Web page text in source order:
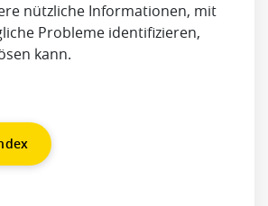
nützliche Informationen, mit
Probleme identifizieren,
kann.